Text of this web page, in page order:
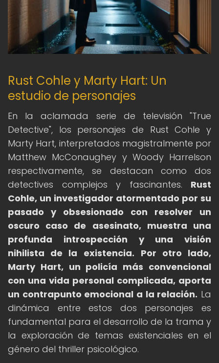
Rust Cohle y Marty Hart: Un
estudio de personajes
En la aclamada serie de televisión "True
Detective", los personajes de Rust Cohle y
Marty Hart, interpretados magistralmente por
Matthew McConaughey y Woody Harrelson
respectivamente, se destacan como dos
detectives complejos y fascinantes. Rust
Cohle, un investigador atormentado por su
pasado y obsesionado con resolver un
oscuro caso de asesinato, muestra una
profunda introspección y una visión
nihilista de la existencia. Por otro lado,
Marty Hart, un policía más convencional
con una vida personal complicada, aporta
un contrapunto emocional a la relación. La
dinámica entre estos dos personajes es
fundamental para el desarrollo de la trama y
la exploración de temas existenciales en el
género del thriller psicológico.